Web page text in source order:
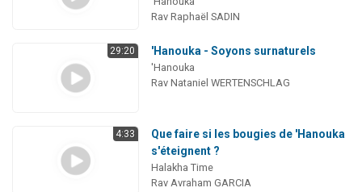
Rav Raphaël SADIN
29:20 'Hanouka - Soyons surnaturels
'Hanouka
Rav Nataniel WERTENSCHLAG
4:33
Que faire si les bougies de 'Hanouka
s'éteignent ?
Halakha Time
Rav Avraham GARCIA